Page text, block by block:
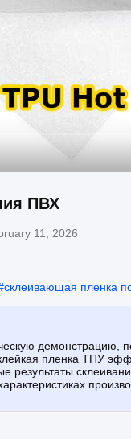
ПВХ
11, 2026
склеивающая пленка
демонстрацию,
пленка ТПУ
результаты